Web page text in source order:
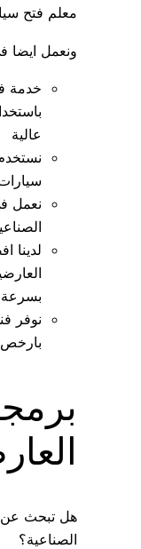
معلم فتح
ونعمل ايضا
خدمة
عالية
نعمل
لدينا
بسرعة
نوفر
بارخص
هل تبحث عن
الصناعية؟